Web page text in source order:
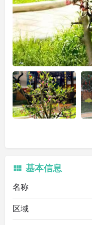
基本信息
名称
区域